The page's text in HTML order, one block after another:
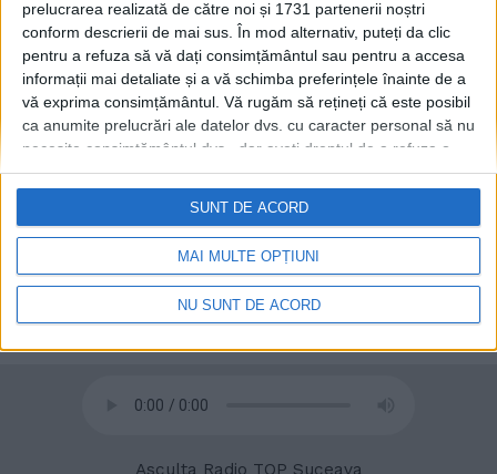
prelucrarea realizată de către noi și 1731 partenerii noștri
conform descrierii de mai sus. În mod alternativ, puteți da clic
pentru a refuza să vă dați consimțământul sau pentru a accesa
informații mai detaliate și a vă schimba preferințele înainte de a
vă exprima consimțământul. Vă rugăm să rețineți că este posibil
ca anumite prelucrări ale datelor dvs. cu caracter personal să nu
necesite consimțământul dvs., dar aveți dreptul de a refuza o
astfel de prelucrare. Preferințele dvs. se vor aplica numai
retrageți consimțământul în orice moment, revenind la acest site
și făcând clic pe butonul "Confidențialitate" din partea de jos a
MAI MULTE OPȚIUNI
NU SUNT DE ACORD
SUNT DE ACORD
Terenurile de sport ale
școlilor, deschise în vacanță.
Viceprimarul Sucevei
Teodora Munteanu: Copiii
vor putea să bată mingea pe
terenul de sport așa cum
1 IULIE, 2022
Asculta Radio TOP Suceava